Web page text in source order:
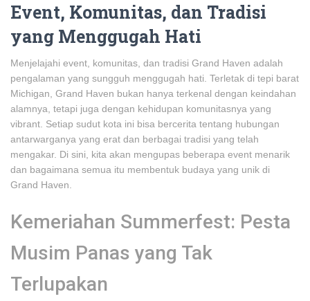
Event, Komunitas, dan Tradisi
yang Menggugah Hati
Menjelajahi event, komunitas, dan tradisi Grand Haven adalah
pengalaman yang sungguh menggugah hati. Terletak di tepi barat
Michigan, Grand Haven bukan hanya terkenal dengan keindahan
alamnya, tetapi juga dengan kehidupan komunitasnya yang
vibrant. Setiap sudut kota ini bisa bercerita tentang hubungan
antarwarganya yang erat dan berbagai tradisi yang telah
mengakar. Di sini, kita akan mengupas beberapa event menarik
dan bagaimana semua itu membentuk budaya yang unik di
Grand Haven.
Kemeriahan Summerfest: Pesta
Musim Panas yang Tak
Terlupakan